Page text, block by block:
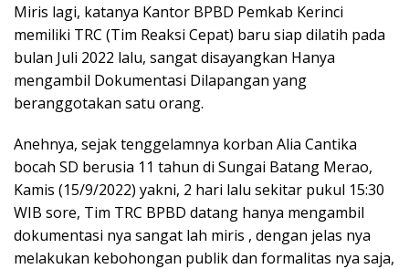
Miris lagi, katanya Kantor BPBD Pemkab Kerinci
memiliki TRC (Tim Reaksi Cepat) baru siap dilatih pada
bulan Juli 2022 lalu, sangat disayangkan Hanya
mengambil Dokumentasi Dilapangan yang
beranggotakan satu orang.
Anehnya, sejak tenggelamnya korban Alia Cantika
bocah SD berusia 11 tahun di Sungai Batang Merao,
Kamis (15/9/2022) yakni, 2 hari lalu sekitar pukul 15:30
WIB sore, Tim TRC BPBD datang hanya mengambil
dokumentasi nya sangat lah miris , dengan jelas nya
melakukan kebohongan publik dan formalitas nya saja,